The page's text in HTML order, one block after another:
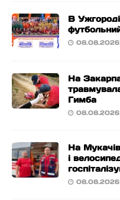
В
08.08.2026
На
Гимба
08.08.2026
На
і
08.08.2026